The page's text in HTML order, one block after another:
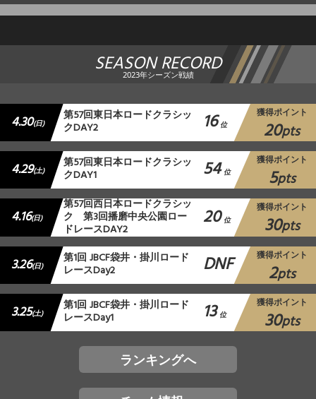
SEASON RECORD
2023年シーズン戦績
4.30(日) 第57回東日本ロードクラシッ
クDAY2 16 位
獲得ポイント
20pts
4.29(土) 第57回東日本ロードクラシッ
クDAY1 54 位
獲得ポイント
5pts
4.16(日)
第57回西日本ロードクラシッ
ク 第3回播磨中央公園ロー
ドレースDAY2 20 位
獲得ポイント
30pts
3.26(日) 第1回 JBCF袋井・掛川ロード
レースDay2 DNF 獲得ポイント
2pts
3.25(土) 第1回 JBCF袋井・掛川ロード
レースDay1 13 位
獲得ポイント
30pts
ランキングへ